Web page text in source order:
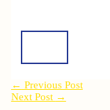
← Previous Post
Next Post →